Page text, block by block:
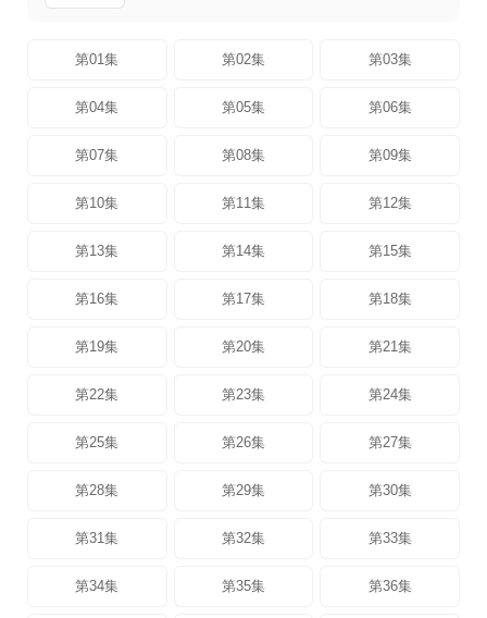
第01集 第02集 第03集
第04集 第05集 第06集
第07集 第08集 第09集
第10集 第11集 第12集
第13集 第14集 第15集
第16集 第17集 第18集
第19集 第20集 第21集
第22集 第23集 第24集
第25集 第26集 第27集
第28集 第29集 第30集
第31集 第32集 第33集
第34集 第35集 第36集